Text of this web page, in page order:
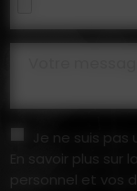
Je ne suis
En savoir plus
personnel et vos